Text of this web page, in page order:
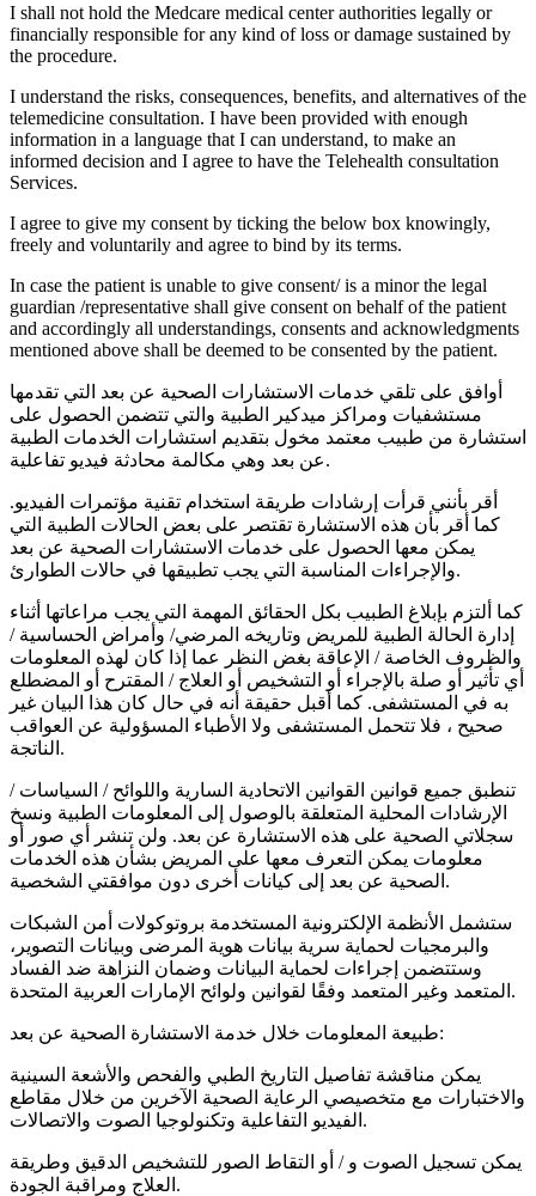
I shall not hold the Medcare medical center authorities legally or
financially responsible for any kind of loss or damage sustained by
the procedure.
I understand the risks, consequences, benefits, and alternatives of the
telemedicine consultation. I have been provided with enough
information in a language that I can understand, to make an
informed decision and I agree to have the Telehealth consultation
Services.
I agree to give my consent by ticking the below box knowingly,
freely and voluntarily and agree to bind by its terms.
In case the patient is unable to give consent/ is a minor the legal
guardian /representative shall give consent on behalf of the patient
and accordingly all understandings, consents and acknowledgments
mentioned above shall be deemed to be consented by the patient.
أوافق على تلقي خدمات الاستشارات الصحية عن بعد التي تقدمها
مستشفيات ومراكز ميدكير الطبية والتي تتضمن الحصول على
استشارة من طبيب معتمد مخول بتقديم استشارات الخدمات الطبية
عن بعد وهي مكالمة محادثة فيديو تفاعلية.
أقر بأنني قرأت إرشادات طريقة استخدام تقنية مؤتمرات الفيديو.
كما أقر بأن هذه الاستشارة تقتصر على بعض الحالات الطبية التي
يمكن معها الحصول على خدمات الاستشارات الصحية عن بعد
والإجراءات المناسبة التي يجب تطبيقها في حالات الطوارئ.
كما ألتزم بإبلاغ الطبيب بكل الحقائق المهمة التي يجب مراعاتها أثناء
إدارة الحالة الطبية للمريض وتاريخه المرضي/ وأمراض الحساسية /
والظروف الخاصة / الإعاقة بغض النظر عما إذا كان لهذه المعلومات
أي تأثير أو صلة بالإجراء أو التشخيص أو العلاج / المقترح أو المضطلع
به في المستشفى. كما أقبل حقيقة أنه في حال كان هذا البيان غير
صحيح ، فلا تتحمل المستشفى ولا الأطباء المسؤولية عن العواقب
الناتجة.
تنطبق جميع قوانين القوانين الاتحادية السارية واللوائح / السياسات /
الإرشادات المحلية المتعلقة بالوصول إلى المعلومات الطبية ونسخ
سجلاتي الصحية على هذه الاستشارة عن بعد. ولن تنشر أي صور أو
معلومات يمكن التعرف معها على المريض بشأن هذه الخدمات
الصحية عن بعد إلى كيانات أخرى دون موافقتي الشخصية.
ستشمل الأنظمة الإلكترونية المستخدمة بروتوكولات أمن الشبكات
والبرمجيات لحماية سرية بيانات هوية المرضى وبيانات التصوير،
وستتضمن إجراءات لحماية البيانات وضمان النزاهة ضد الفساد
المتعمد وغير المتعمد وفقًا لقوانين ولوائح الإمارات العربية المتحدة.
طبيعة المعلومات خلال خدمة الاستشارة الصحية عن بعد:
يمكن مناقشة تفاصيل التاريخ الطبي والفحص والأشعة السينية
والاختبارات مع متخصيصي الرعاية الصحية الآخرين من خلال مقاطع
الفيديو التفاعلية وتكنولوجيا الصوت والاتصالات.
يمكن تسجيل الصوت و / أو التقاط الصور للتشخيص الدقيق وطريقة
العلاج ومراقبة الجودة.